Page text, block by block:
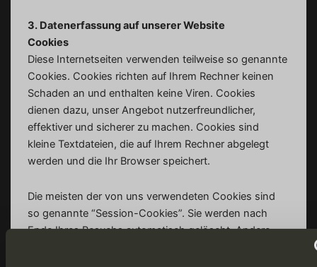
3. Datenerfassung auf unserer Website
Cookies
Diese Internetseiten verwenden teilweise so genannte
Cookies. Cookies richten auf Ihrem Rechner keinen
Schaden an und enthalten keine Viren. Cookies
dienen dazu, unser Angebot nutzerfreundlicher,
effektiver und sicherer zu machen. Cookies sind
kleine Textdateien, die auf Ihrem Rechner abgelegt
werden und die Ihr Browser speichert.
Die meisten der von uns verwendeten Cookies sind
so genannte “Session-Cookies”. Sie werden nach
Ende Ihres Besuchs automatisch gelöscht. Andere